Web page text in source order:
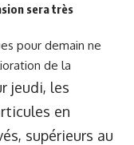
sera très
pour demain ne
de la
jeudi, les
en
supérieurs au